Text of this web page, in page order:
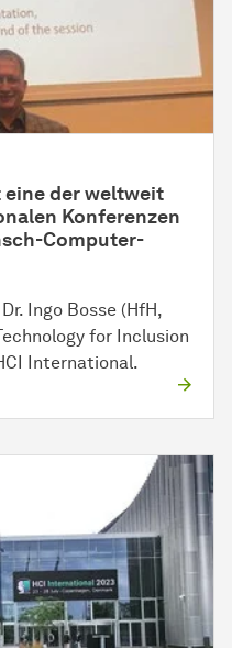
eine der weltweit
Konferenzen
Computer-
Ingo Bosse (HfH,
for Inclusion
International.